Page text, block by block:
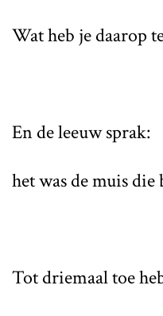
Wat heb je daarop
En de leeuw sprak:
het was de muis die
Tot driemaal toe